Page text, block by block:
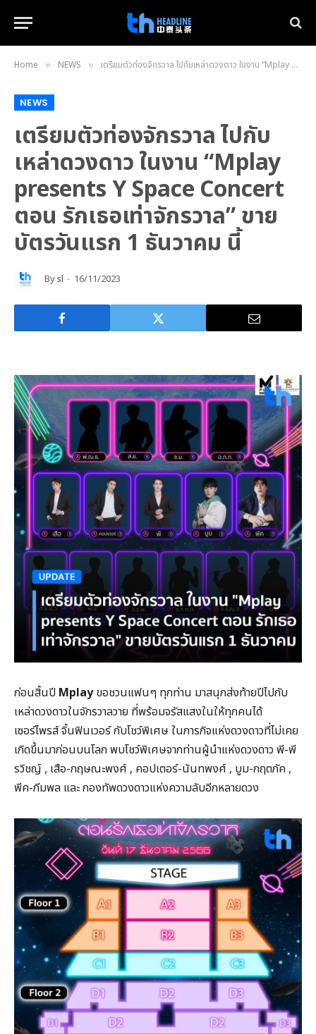
Home » NEWS » เตรียมตัวท่องจักรวาล ไปกับเหล่าดวงดาว ในงาน “Mplay presents Y Space Concert ตอน รักเธอเท่าจักรวาล” ขายบัตรวันแรก 1 ธันวาคม นี้
NEWS
เตรียมตัวท่องจักรวาล ไปกับ
เหล่าดวงดาว ในงาน “Mplay
presents Y Space Concert
ตอน รักเธอเท่าจักรวาล” ขาย
บัตรวันแรก 1 ธันวาคม นี้
Bysl 16/11/2023
ก่อนสิ้นปี Mplayขอชวนแฟนๆ ทุกท่าน มาสนุกส่งท้ายปีไปกับ
เหล่าดวงดาวในจักรวาลวาย ที่พร้อมจรัสแสงในให้ทุกคนได้
เซอร์ไพรส์ จิ้นฟินเวอร์ กับโชว์พิเศษ ในภารกิจแห่งดวงดาวที่ไม่เคย
เกิดขึ้นมาก่อนบนโลก พบโชว์พิเศษจากท่านผู้นำแห่งดวงดาว พี-พี
รวิชญ์ , เสือ-กฤษณะพงศ์ , คอปเตอร์-นันทพงศ์ , บูม-กฤตภัค ,
พีค-ภีมพล และ กองทัพดวงดาวแห่งความลับอีกหลายดวง